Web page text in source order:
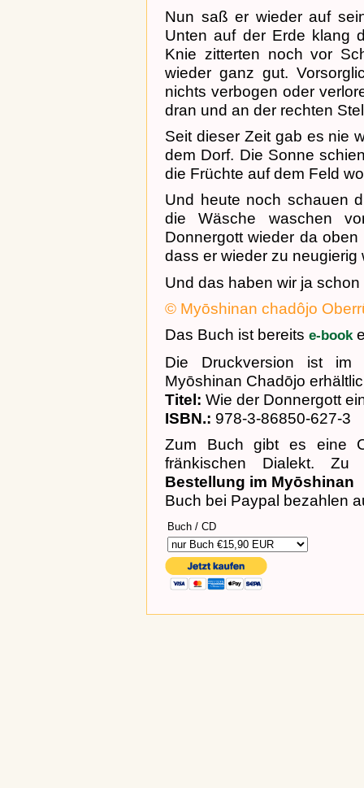
Nun saß er wieder auf
Unten auf der Erde klang
Knie zitterten noch vor
wieder ganz gut.
nichts verbogen oder
dran und an der rechten
Seit dieser Zeit gab es nie
dem Dorf. Die Sonne
die Früchte auf dem Feld
Und heute noch schauen
die Wäsche waschen
Donnergott wieder da
dass er wieder zu neugierig
Und das haben wir ja
© Myōshinan chadôjo
Das Buch ist bereits e-book
Die Druckversion ist im
Myōshinan Chadōjo
Titel: Wie der Donnergott
ISBN.: 978-3-86850-627-3
Zum Buch gibt es eine
fränkischen Dialekt. Zu
Bestellung im Myōshinan
Buch bei Paypal bezahlen
Buch / CD